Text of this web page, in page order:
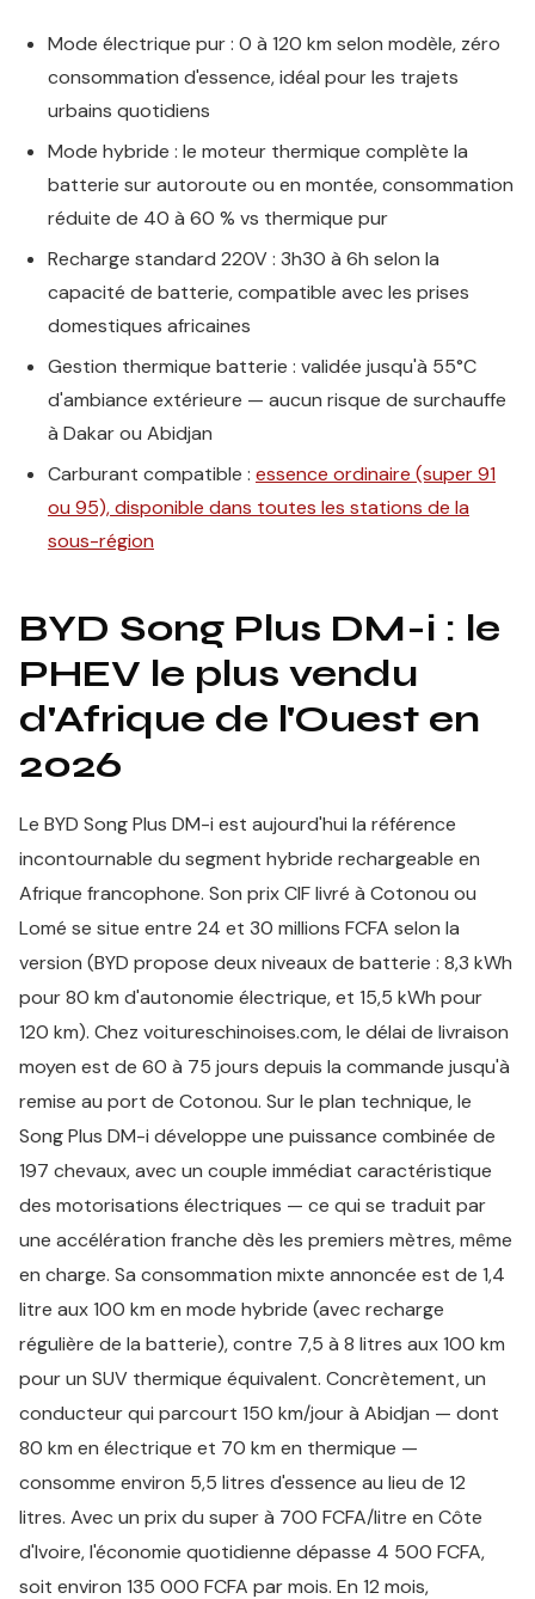
Mode électrique pur : 0 à 120 km selon modèle, zéro
consommation d'essence, idéal pour les trajets
urbains quotidiens
Mode hybride : le moteur thermique complète la
batterie sur autoroute ou en montée, consommation
réduite de 40 à 60 % vs thermique pur
Recharge standard 220V : 3h30 à 6h selon la
capacité de batterie, compatible avec les prises
domestiques africaines
Gestion thermique batterie : validée jusqu'à 55°C
d'ambiance extérieure — aucun risque de surchauffe
à Dakar ou Abidjan
Carburant compatible : essence ordinaire (super 91
ou 95), disponible dans toutes les stations de la
sous-région
BYD Song Plus DM-i : le
PHEV le plus vendu
d'Afrique de l'Ouest en
2026
Le BYD Song Plus DM-i est aujourd'hui la référence
incontournable du segment hybride rechargeable en
Afrique francophone. Son prix CIF livré à Cotonou ou
Lomé se situe entre 24 et 30 millions FCFA selon la
version (BYD propose deux niveaux de batterie : 8,3 kWh
pour 80 km d'autonomie électrique, et 15,5 kWh pour
120 km). Chez voitureschinoises.com, le délai de livraison
moyen est de 60 à 75 jours depuis la commande jusqu'à
remise au port de Cotonou. Sur le plan technique, le
Song Plus DM-i développe une puissance combinée de
197 chevaux, avec un couple immédiat caractéristique
des motorisations électriques — ce qui se traduit par
une accélération franche dès les premiers mètres, même
en charge. Sa consommation mixte annoncée est de 1,4
litre aux 100 km en mode hybride (avec recharge
régulière de la batterie), contre 7,5 à 8 litres aux 100 km
pour un SUV thermique équivalent. Concrètement, un
conducteur qui parcourt 150 km/jour à Abidjan — dont
80 km en électrique et 70 km en thermique —
consomme environ 5,5 litres d'essence au lieu de 12
litres. Avec un prix du super à 700 FCFA/litre en Côte
d'Ivoire, l'économie quotidienne dépasse 4 500 FCFA,
soit environ 135 000 FCFA par mois. En 12 mois,